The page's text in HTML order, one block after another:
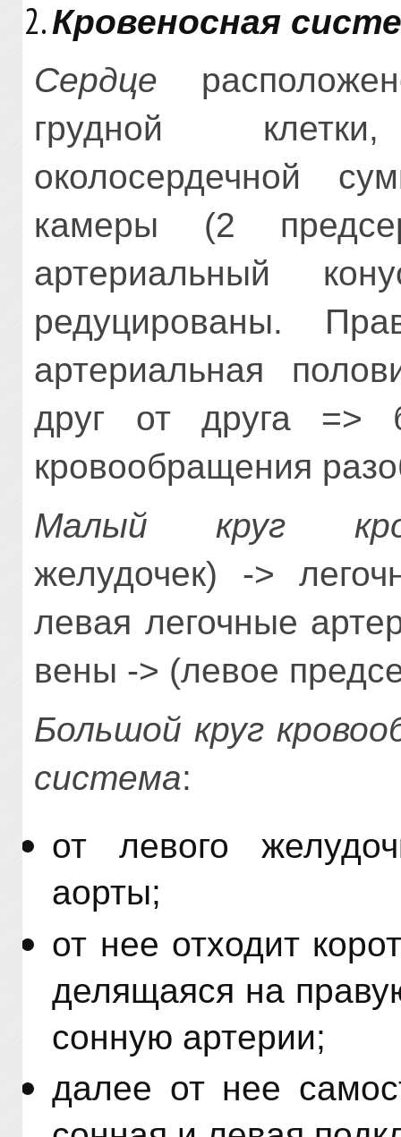
Кровеносная
Сердце
грудной
околосердечной
камеры (2
артериальный
редуцированы.
артериальная
друг от друга =>
кровообращения
Малый круг
желудочек) ->
левая легочные
вены -> (левое
Большой круг
система:
от левого
аорты;
от нее отходит
делящаяся на
сонную артерии;
далее от нее